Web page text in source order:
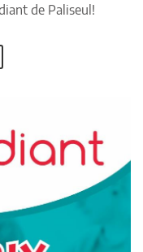
de Paliseul!